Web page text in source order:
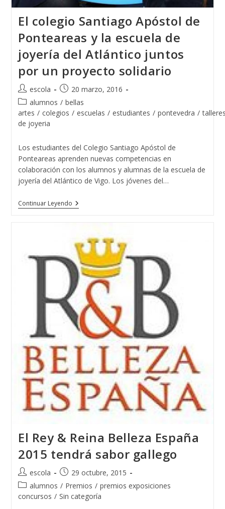
El colegio Santiago Apóstol de
Ponteareas y la escuela de
joyería del Atlántico juntos
por un proyecto solidario
Autor
de
la
entrada:
escola
Publicación
de
la
entrada:
20 marzo, 2016
Categoría
de
la
alumnos / bellas
artes / colegios / escuelas / estudiantes / pontevedra /
de joyeria
Los estudiantes del Colegio Santiago Apóstol de
Ponteareas aprenden nuevas competencias en
colaboración con los alumnos y alumnas de la escuela de
joyería del Atlántico de Vigo. Los jóvenes del…
Continuar LeyendoEl
Colegio
Ponteareas
Y
La
Escuela
De
Joyería
Del
Atlántico
Juntos
Por
Un
Proyecto
Solidario
El Rey & Reina Belleza España
2015 tendrá sabor gallego
Autor
de
la
escola
Publicación
de
la
entrada:
29 octubre, 2015
Categoría
de
alumnos / Premios / premios exposiciones
concursos / Sin categoría